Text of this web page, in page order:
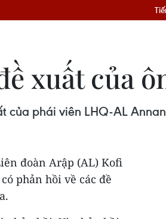
xuất của
của phái viên LHQ-AL
đoàn Arập (AL) Kofi
phản hồi về các đề